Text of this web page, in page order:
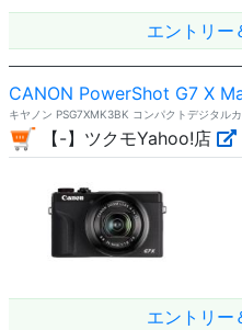
エントリー
CANON PowerShot G7 X
キヤノン PSG7XMK3BK コンパクトデジタル
【-】ツクモYahoo!店
エントリー